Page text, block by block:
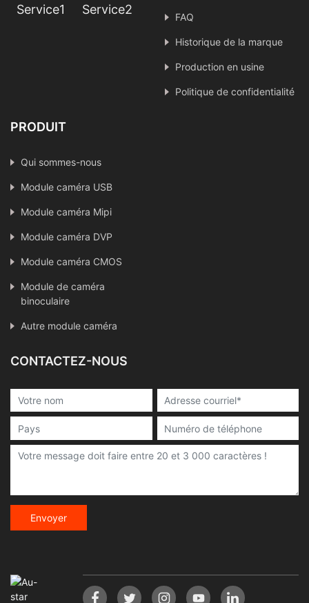
Service1 Service2 FAQ
Historique de la marque
Production en usine
Politique de confidentialité
PRODUIT
Qui sommes-nous
Module caméra USB
Module caméra Mipi
Module caméra DVP
Module caméra CMOS
Module de caméra
binoculaire
Autre module caméra
CONTACTEZ-NOUS
Envoyer